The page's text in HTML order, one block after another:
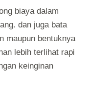
biaya dalam
dan juga bata
maupun bentuknya
lebih terlihat rapi
keinginan